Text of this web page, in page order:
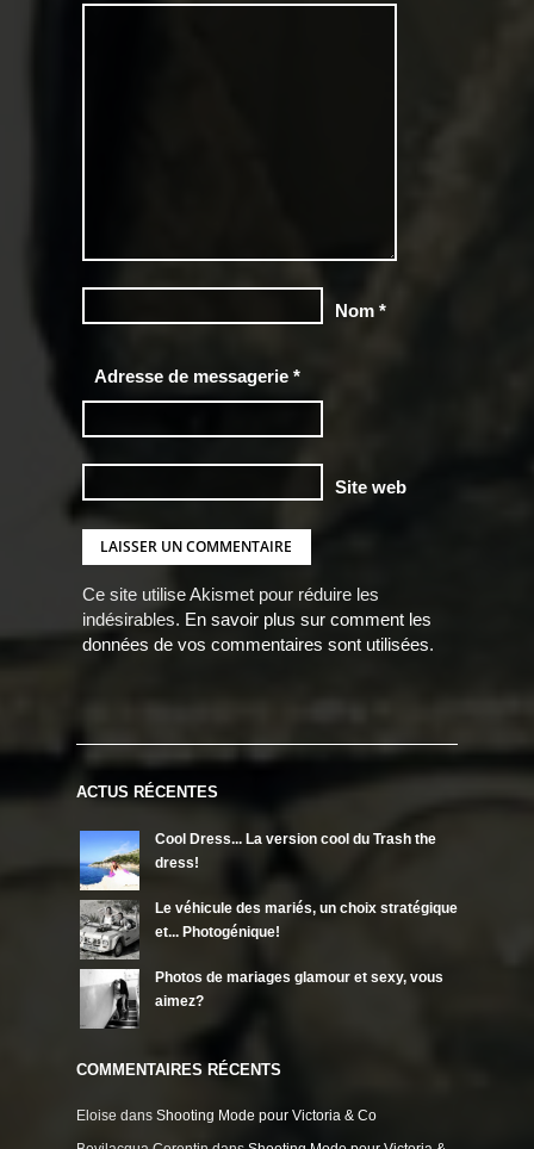
Nom *
Adresse de messagerie *
Site web
Ce site utilise Akismet pour réduire les
indésirables. En savoir plus sur comment les
données de vos commentaires sont utilisées.
ACTUS RÉCENTES
Cool Dress... La version cool du Trash the
dress!
Le véhicule des mariés, un choix stratégique
et... Photogénique!
Photos de mariages glamour et sexy, vous
aimez?
COMMENTAIRES RÉCENTS
Eloise dans Shooting Mode pour Victoria & Co